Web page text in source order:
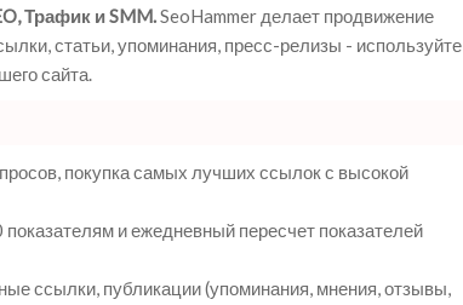
Трафик и SMM.SeoHammer делает продвижение
статьи, упоминания, пресс-релизы - используйте
сайта.
покупка самых лучших ссылок с высокой
и ежедневный пересчет показателей
ссылки, публикации (упоминания, мнения, отзывы,